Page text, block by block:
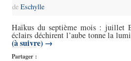
deEschylle
Haïkus du septième mois : juillet
éclairs déchirent l’aube tonne la
(à suivre) →
Partager :